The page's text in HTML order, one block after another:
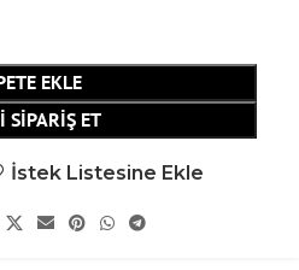
EKLE
SIPARIŞ ET
İstek Listesine Ekle